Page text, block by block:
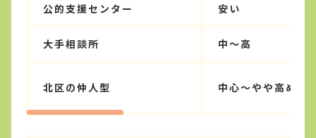
公的支援センター 安い
大手相談所 中〜高
北区の仲人型 中心〜やや高め